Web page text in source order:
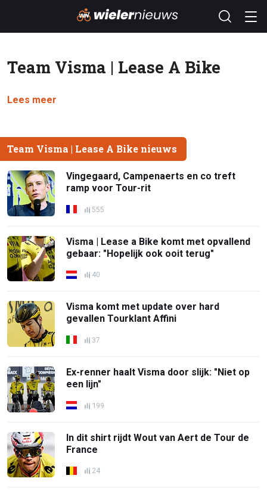
Team Visma | Lease A Bike
Lees meer
Team Visma | Lease A Bike nieuws
Vingegaard, Campenaerts en co treft
ramp voor Tour-rit
555
Visma | Lease a Bike komt met opvallend
gebaar: "Hopelijk ook ooit terug"
40
Visma komt met update over hard
gevallen Tourklant Affini
37
Ex-renner haalt Visma door slijk: "Niet op
een lijn"
199
In dit shirt rijdt Wout van Aert de Tour de
France
24